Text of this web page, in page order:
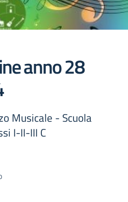
anno 28
Musicale - Scuola
I-II-III C